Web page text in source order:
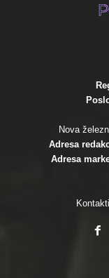
Nova
Adresa
Adresa